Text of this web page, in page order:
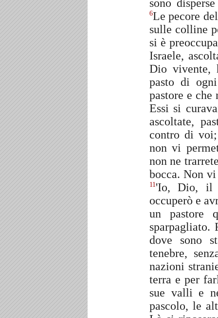
sono
6Le pecore
sulle colline
si è
Israele,
Dio vivente,
pasto di
pastore e che
Essi si
ascoltate,
contro di
non vi
non ne
bocca. Non
11'Io, Dio, il
occuperò e
un pastore
dove sono
tenebre,
nazioni
terra e per
sue valli e
pascolo, le